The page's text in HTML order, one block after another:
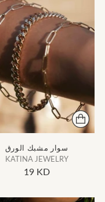
سوار مشبك الورق
KATINA JEWELRY
19 KD